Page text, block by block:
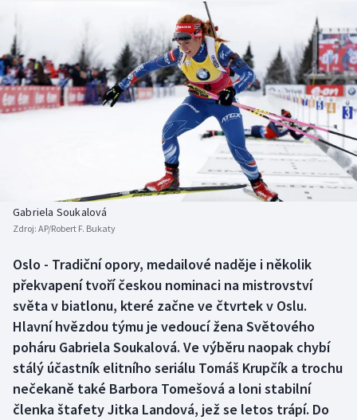
DALŠÍ SPORTY
Americký fotbal
Biatlon
Box
Curling
Dostihy
Florbal
NEPŘEHLÉDNĚTE
Aplikace ČT sport
Gabriela Soukalová
Zdroj: AP/Robert F. Bukaty
Oslo - Tradiční opory, medailové naděje i několik
překvapení tvoří českou nominaci na mistrovství
světa v biatlonu, které začne ve čtvrtek v Oslu.
Hlavní hvězdou týmu je vedoucí žena Světového
poháru Gabriela Soukalová. Ve výběru naopak chybí
stálý účastník elitního seriálu Tomáš Krupčík a trochu
nečekaně také Barbora Tomešová a loni stabilní
členka štafety Jitka Landová, jež se letos trápí. Do